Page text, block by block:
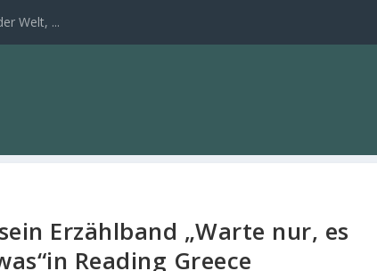
Welt, ...
Erzählband „Warte nur, es
Reading Greece